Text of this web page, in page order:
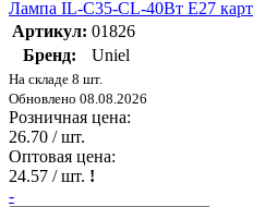
Лампа IL-C35-CL-40Вт E27
Артикул: 01826
Бренд:
Uniel
На складе 8 шт.
Обновлено 08.08.2026
Розничная цена:
26.70 / шт.
Оптовая цена:
24.57 / шт. !
-